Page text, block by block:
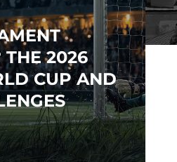
2026
CUP AND